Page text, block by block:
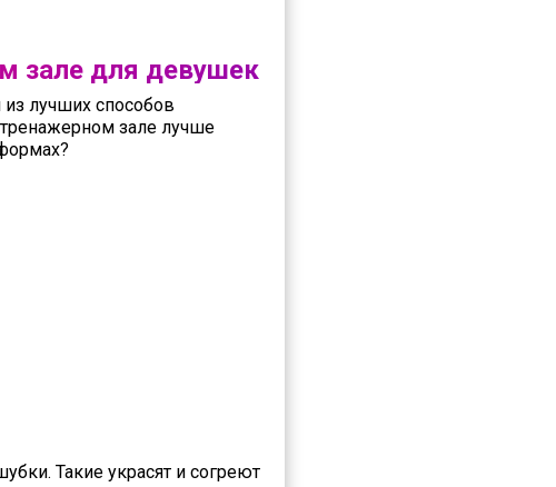
зале для девушек
лучших способов
зале лучше
Такие украсят и согреют